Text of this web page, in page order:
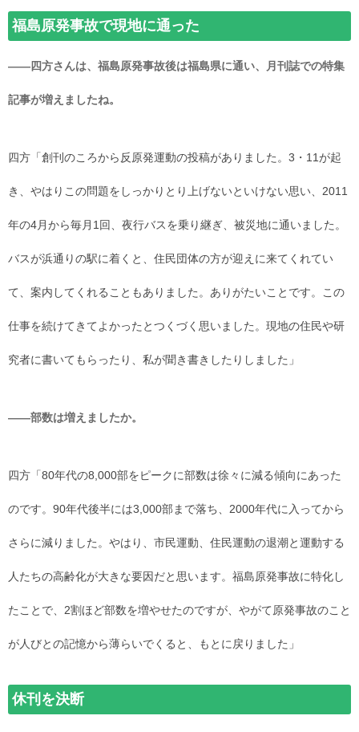
福島原発事故で現地に通った
――四方さんは、福島原発事故後は福島県に通い、月刊誌での特集
記事が増えましたね。
四方「創刊のころから反原発運動の投稿がありました。3・11が起
き、やはりこの問題をしっかりとり上げないといけない思い、2011
年の4月から毎月1回、夜行バスを乗り継ぎ、被災地に通いました。
バスが浜通りの駅に着くと、住民団体の方が迎えに来てくれてい
て、案内してくれることもありました。ありがたいことです。この
仕事を続けてきてよかったとつくづく思いました。現地の住民や研
究者に書いてもらったり、私が聞き書きしたりしました」
――部数は増えましたか。
四方「80年代の8,000部をピークに部数は徐々に減る傾向にあった
のです。90年代後半には3,000部まで落ち、2000年代に入ってから
さらに減りました。やはり、市民運動、住民運動の退潮と運動する
人たちの高齢化が大きな要因だと思います。福島原発事故に特化し
たことで、2割ほど部数を増やせたのですが、やがて原発事故のこと
が人びとの記憶から薄らいでくると、もとに戻りました」
休刊を決断